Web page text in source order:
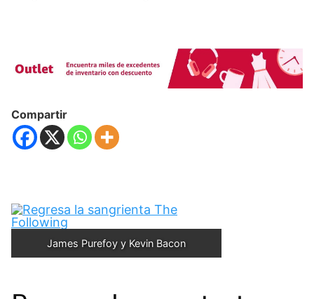
Compartir
James Purefoy y Kevin Bacon